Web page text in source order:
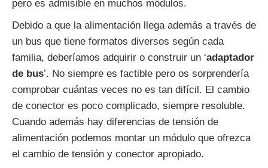
pero es admisible en muchos módulos.
Debido a que la alimentación llega además a través de
un bus que tiene formatos diversos según cada
familia, deberíamos adquirir o construir un ‘adaptador
de bus’. No siempre es factible pero os sorprendería
comprobar cuántas veces no es tan difícil. El cambio
de conector es poco complicado, siempre resoluble.
Cuando además hay diferencias de tensión de
alimentación podemos montar un módulo que ofrezca
el cambio de tensión y conector apropiado.